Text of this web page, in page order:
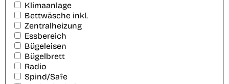
Klimaanlage
Bettwäsche inkl.
Zentralheizung
Essbereich
Bügeleisen
Bügelbrett
Radio
Spind/Safe